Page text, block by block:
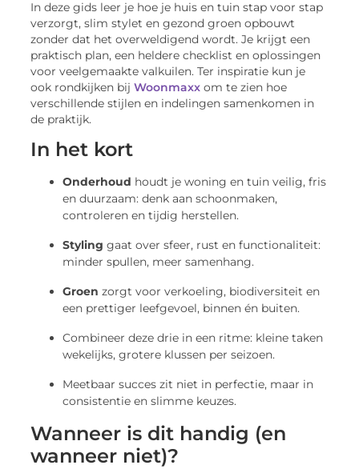
In deze gids leer je hoe je huis en tuin stap voor stap
verzorgt, slim stylet en gezond groen opbouwt
zonder dat het overweldigend wordt. Je krijgt een
praktisch plan, een heldere checklist en oplossingen
voor veelgemaakte valkuilen. Ter inspiratie kun je
ook rondkijken bijWoonmaxx om te zien hoe
verschillende stijlen en indelingen samenkomen in
de praktijk.
In het kort
Onderhoud houdt je woning en tuin veilig, fris
en duurzaam: denk aan schoonmaken,
controleren en tijdig herstellen.
Styling gaat over sfeer, rust en functionaliteit:
minder spullen, meer samenhang.
Groen zorgt voor verkoeling, biodiversiteit en
een prettiger leefgevoel, binnen én buiten.
Combineer deze drie in een ritme: kleine taken
wekelijks, grotere klussen per seizoen.
Meetbaar succes zit niet in perfectie, maar in
consistentie en slimme keuzes.
Wanneer is dit handig (en
wanneer niet)?